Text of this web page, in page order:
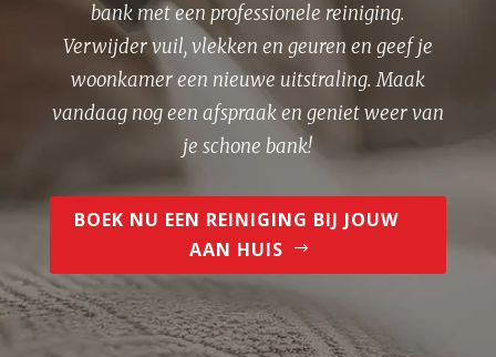
bank met een professionele reiniging.
Verwijder vuil, vlekken en geuren en geef je
woonkamer een nieuwe uitstraling. Maak
vandaag nog een afspraak en geniet weer van
je schone bank!
BOEK NU EEN REINIGING BIJ JOUW
AAN HUIS